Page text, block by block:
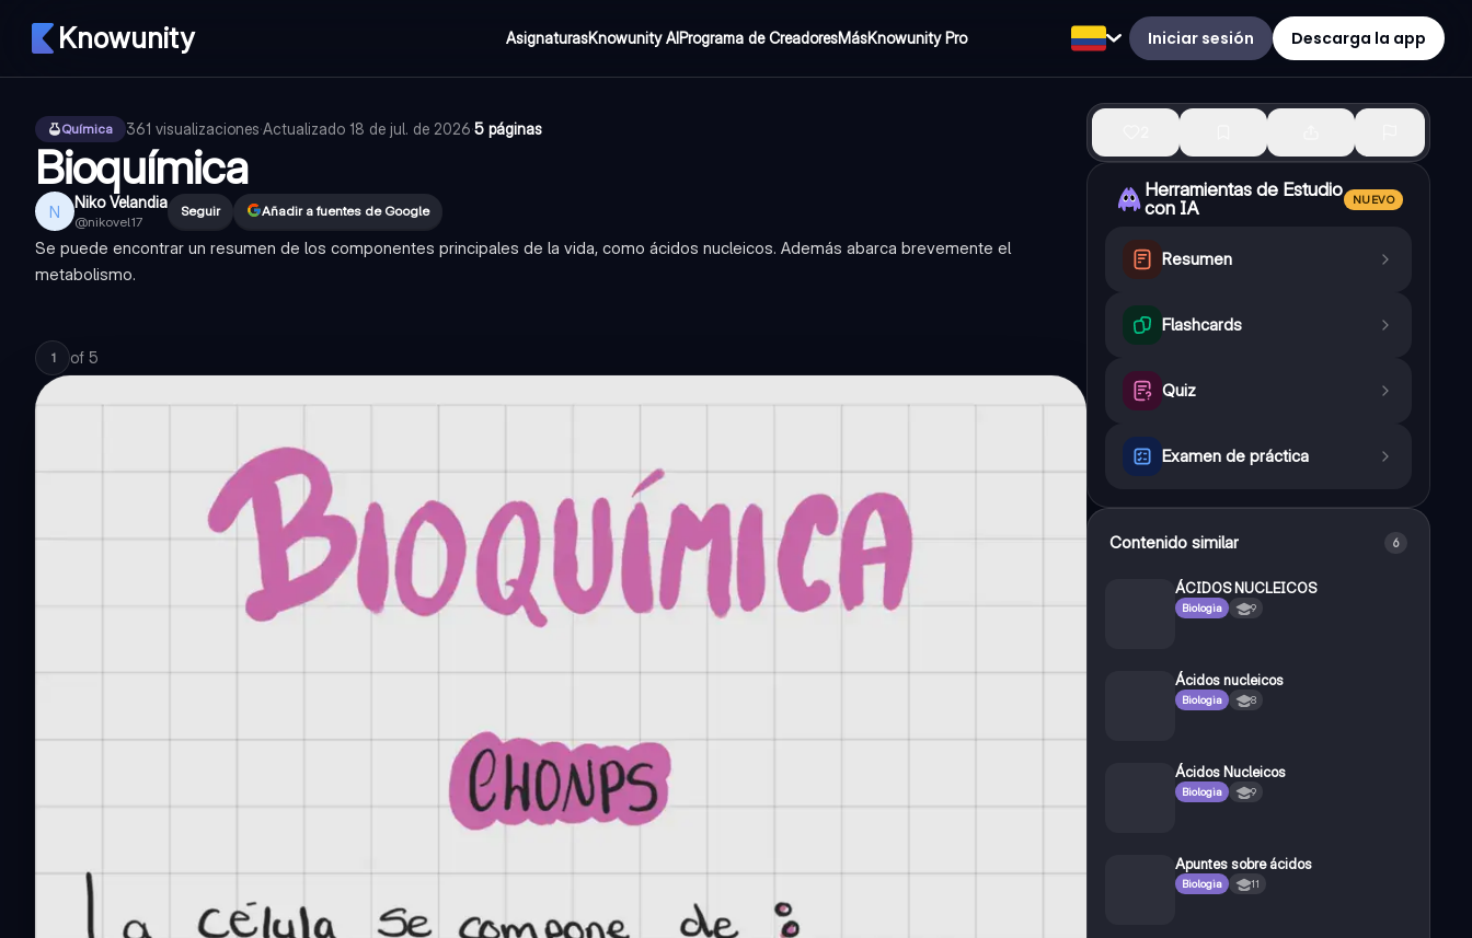
Knowunity AsignaturasKnowunity AIPrograma de CreadoresMásKnowunity Pro Iniciar sesión Descarga la app
Química 361 visualizaciones·Actualizado 18 de jul. de 2026·5 páginas
Bioquímica
N Niko Velandia
@nikovel17
Seguir Añadir a fuentes de Google
Se puede encontrar un resumen de los componentes principales de la vida, como ácidos nucleicos. Además abarca brevemente el
metabolismo.
1 of 5
Herramientas de Estudio
con IA
NUEVO
Resumen
Flashcards
Quiz
Examen de práctica
Contenido similar 6
ÁCIDOS NUCLEICOS
Biologia 9
Ácidos nucleicos
Biologia 8
Ácidos Nucleicos
Biologia 9
Apuntes sobre ácidos
Biologia 11